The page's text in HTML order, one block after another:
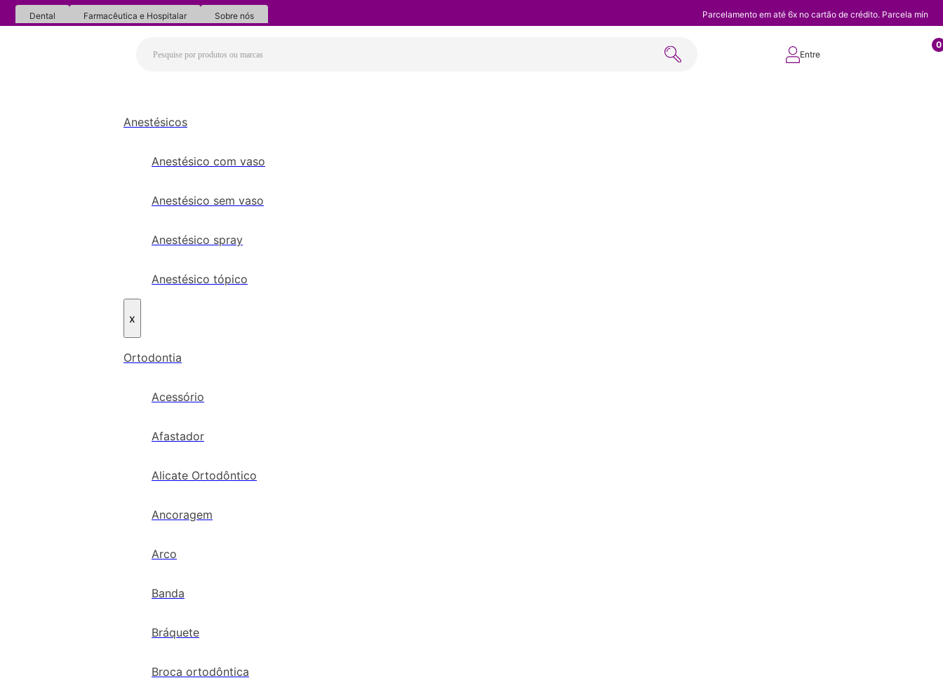
Dental Farmacêutica e Hospitalar Sobre nós Parcelamento em até 6x no cartão de crédito. Parcela
Entre
0
Anestésicos
Anestésico com vaso
Anestésico sem vaso
Anestésico spray
Anestésico tópico
x
Ortodontia
Acessório
Afastador
Alicate Ortodôntico
Ancoragem
Arco
Banda
Bráquete
Broca ortodôntica